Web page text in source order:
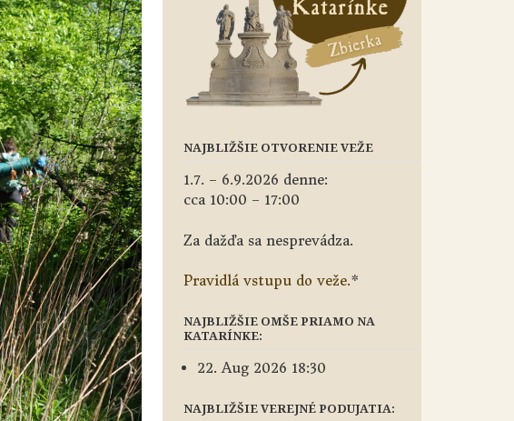
NAJBLIŽŠIE OTVORENIE VEŽE
1.7. – 6.9.2026 denne:
cca 10:00 – 17:00
Za dažďa sa nesprevádza.
Pravidlá vstupu do veže.*
NAJBLIŽŠIE OMŠE PRIAMO NA
KATARÍNKE:
22. Aug 2026 18:30
NAJBLIŽŠIE VEREJNÉ PODUJATIA: